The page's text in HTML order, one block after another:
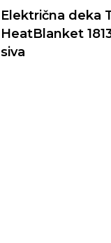
Električna deka
HeatBlanket
siva